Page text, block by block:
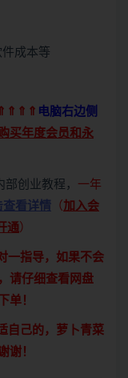
成本等
⇑⇑⇑⇑ 电脑右边侧
买年度会员和永
创业教程， 一年
查看详情 （ 加入会
通 ）
一指导，如果不会
请仔细查看网盘
单！
自己的，萝卜青菜
谢！